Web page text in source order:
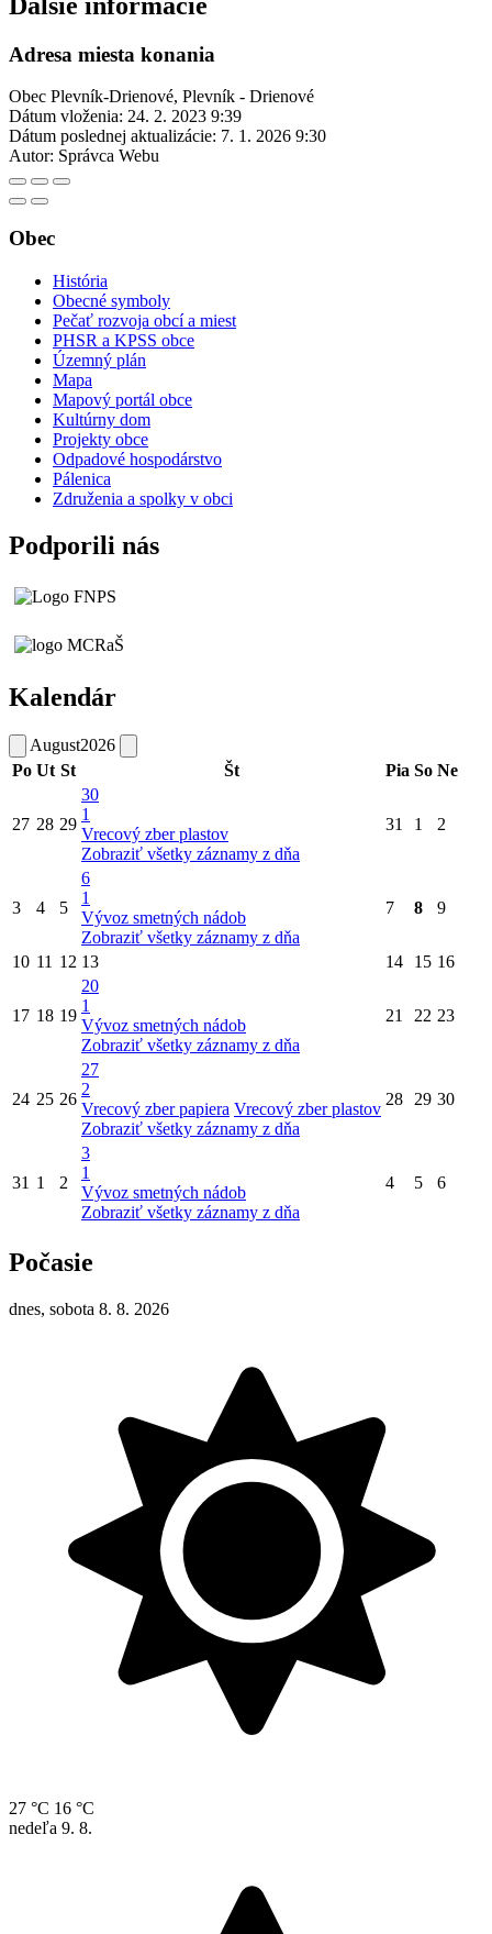
Adresa miesta konania
Obec Plevník-Drienové, Plevník - Drienové
Dátum vloženia: 24. 2. 2023 9:39
Dátum poslednej aktualizácie: 7. 1. 2026 9:30
Autor: Správca Webu
Obec
História
Obecné symboly
Pečať rozvoja obcí a miest
PHSR a KPSS obce
Územný plán
Mapa
Mapový portál obce
Kultúrny dom
Projekty obce
Odpadové hospodárstvo
Pálenica
Združenia a spolky v obci
Podporili nás
Kalendár
August2026
Po Ut St Št Pia So Ne
27 28 29
30
1
Vrecový zber plastov
Zobraziť všetky záznamy z dňa
31 1 2
3 4 5
6
1
Vývoz smetných nádob
Zobraziť všetky záznamy z dňa
7 8 9
10 11 12 13 14 15 16
17 18 19
20
1
Vývoz smetných nádob
Zobraziť všetky záznamy z dňa
21 22 23
24 25 26
27
2
Vrecový zber papiera Vrecový zber plastov
Zobraziť všetky záznamy z dňa
28 29 30
31 1 2
3
1
Vývoz smetných nádob
Zobraziť všetky záznamy z dňa
4 5 6
Počasie
dnes, sobota 8. 8. 2026
27 °C 16 °C
nedeľa 9. 8.